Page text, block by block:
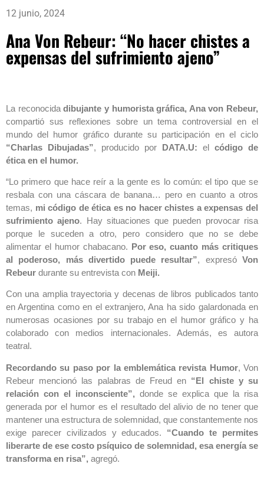
12 junio, 2024
Ana Von Rebeur: “No hacer chistes a
expensas del sufrimiento ajeno”
La reconocidadibujante y humorista gráfica, Ana von Rebeur,
compartió sus reflexiones sobre un tema controversial en el
mundo del humor gráfico durante su participación en el ciclo
“Charlas Dibujadas”, producido por DATA.U: el código de
ética en el humor.
“Lo primero que hace reír a la gente es lo común: el tipo que se
resbala con una cáscara de banana… pero en cuanto a otros
temas, mi código de ética es no hacer chistes a expensas del
sufrimiento ajeno. Hay situaciones que pueden provocar risa
porque le suceden a otro, pero considero que no se debe
alimentar el humor chabacano. Por eso, cuanto más critiques
al poderoso, más divertido puede resultar”, expresóVon
Rebeur durante su entrevista con Meiji.
Con una amplia trayectoria y decenas de libros publicados tanto
en Argentina como en el extranjero, Ana ha sido galardonada en
numerosas ocasiones por su trabajo en el humor gráfico y ha
colaborado con medios internacionales. Además, es autora
teatral.
Recordando su paso por la emblemática revista Humor, Von
Rebeur mencionó las palabras de Freud en “El chiste y su
relación con el inconsciente”, donde se explica que la risa
generada por el humor es el resultado del alivio de no tener que
mantener una estructura de solemnidad, que constantemente nos
exige parecer civilizados y educados. “Cuando te permites
liberarte de ese costo psíquico de solemnidad, esa energía se
transforma en risa”, agregó.